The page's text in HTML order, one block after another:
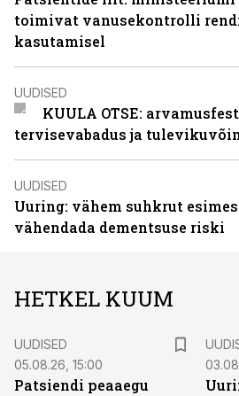
toimivat vanusekontrolli
kasutamisel
UUDISED
KUULA OTSE:
tervisevabadus ja
UUDISED
Uuring: vähem suhkrut
vähendada dementsuse riski
HETKEL KUUM
UUDISED
05.08.26, 15:00
Patsiendi peaaegu